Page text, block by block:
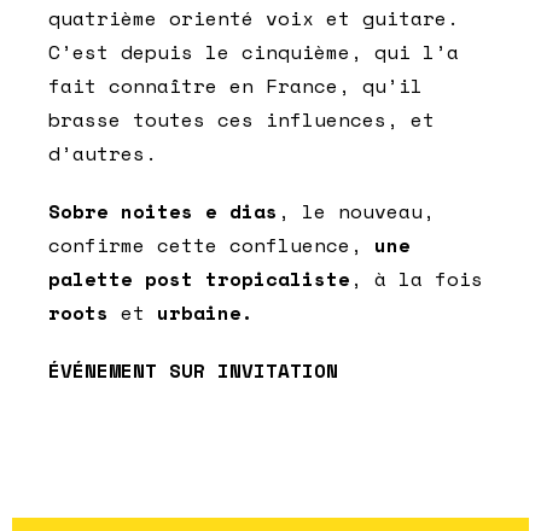
quatrième orienté voix et guitare.
C’est depuis le cinquième, qui l’a
fait connaître en France, qu’il
brasse toutes ces influences, et
d’autres.
Sobre noites e dias , le nouveau,
confirme cette confluence, une
palette post tropicaliste , à la fois
roots et urbaine.
ÉVÉNEMENT SUR INVITATION